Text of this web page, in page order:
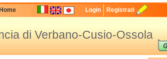
Home Login Registrati
di Verbano-Cusio-Ossola